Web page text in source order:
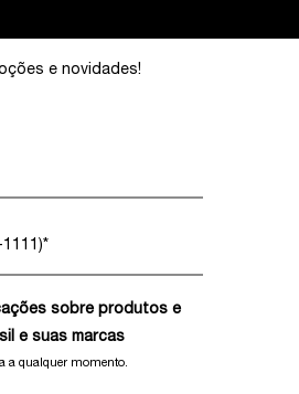
e novidades!
*
sobre produtos e
e suas marcas
a qualquer momento.​